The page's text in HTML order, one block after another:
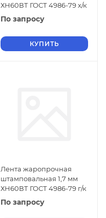
ХН60ВТ ГОСТ 4986-79 х/к
По запросу
КУПИТЬ
Лента жаропрочная
штамповальная 1,7 мм
ХН60ВТ ГОСТ 4986-79 г/к
По запросу